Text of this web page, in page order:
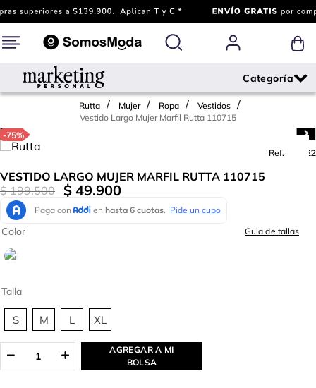
Rutta Mujer Ropa
Vestidos
Vestido Largo Mujer Marfil Rutta 110715
-75%
Ref.
774822
VESTIDO LARGO MUJER MARFIL RUTTA 110715
$ 199.500 $ 49.900
Talla
S M L XL
Color Guia de tallas
AGREGAR A MI
BOLSA